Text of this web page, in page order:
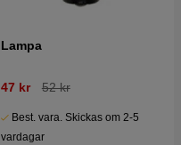
Lampa
47 kr 52 kr
Best. vara. Skickas om 2-5
vardagar